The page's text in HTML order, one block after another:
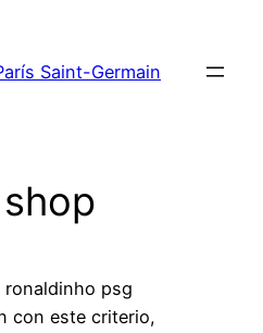
Saint-Germain
con este criterio,